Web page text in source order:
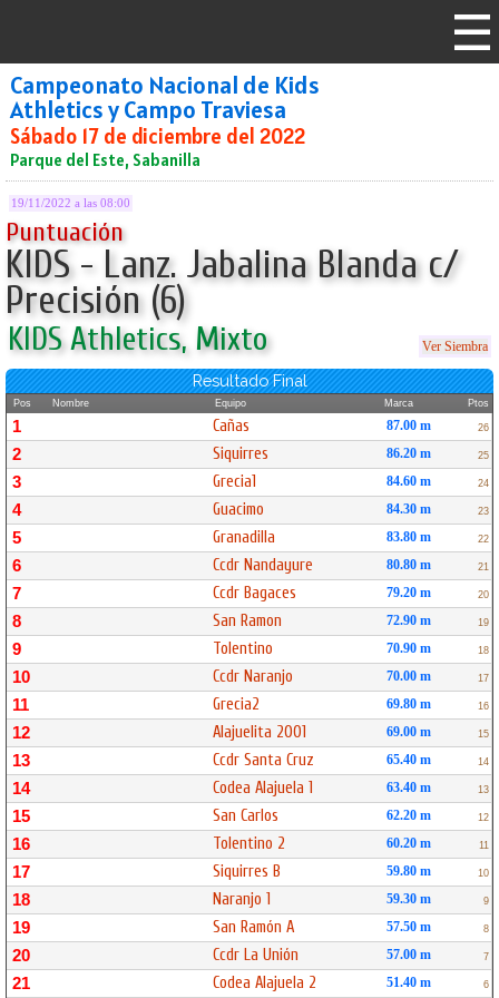
Campeonato Nacional de Kids
Athletics y Campo Traviesa
Sábado 17 de diciembre del 2022
Parque del Este, Sabanilla
19/11/2022 a las 08:00
Puntuación
KIDS - Lanz. Jabalina Blanda c/
Precisión (6)
KIDS Athletics, Mixto Ver Siembra
Resultado Final
Pos Nombre Equipo Marca Ptos
1 Cañas 87.00 m 26
2 Siquirres 86.20 m 25
3 Grecia1 84.60 m 24
4 Guacimo 84.30 m 23
5 Granadilla 83.80 m 22
6 Ccdr Nandayure 80.80 m 21
7 Ccdr Bagaces 79.20 m 20
8 San Ramon 72.90 m 19
9 Tolentino 70.90 m 18
10 Ccdr Naranjo 70.00 m 17
11 Grecia2 69.80 m 16
12 Alajuelita 2001 69.00 m 15
13 Ccdr Santa Cruz 65.40 m 14
14 Codea Alajuela 1 63.40 m 13
15 San Carlos 62.20 m 12
16 Tolentino 2 60.20 m 11
17 Siquirres B 59.80 m 10
18 Naranjo 1 59.30 m 9
19 San Ramón A 57.50 m 8
20 Ccdr La Unión 57.00 m 7
21 Codea Alajuela 2 51.40 m 6